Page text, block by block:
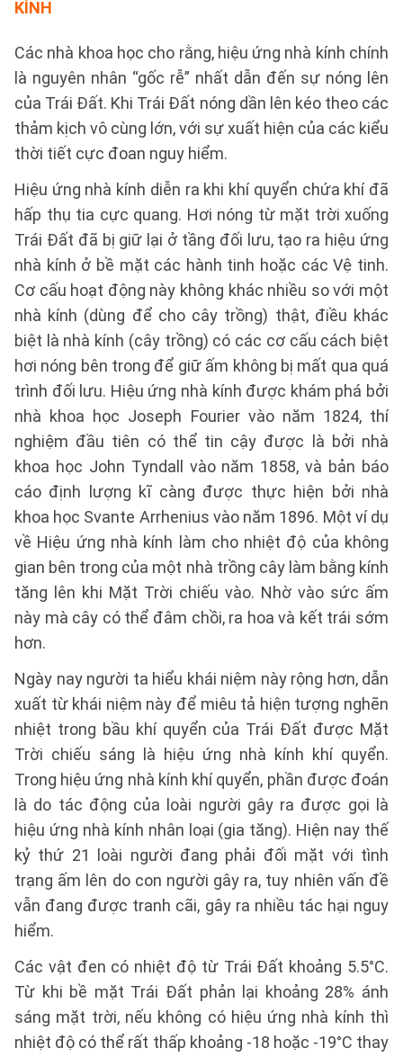
KÍNH
Các nhà khoa học cho rằng, hiệu ứng nhà kính chính
là nguyên nhân “gốc rễ” nhất dẫn đến sự nóng lên
của Trái Đất. Khi Trái Đất nóng dần lên kéo theo các
thảm kịch vô cùng lớn, với sự xuất hiện của các kiểu
thời tiết cực đoan nguy hiểm.
Hiệu ứng nhà kính diễn ra khi khí quyển chứa khí đã
hấp thụ tia cực quang. Hơi nóng từ mặt trời xuống
Trái Đất đã bị giữ lại ở tầng đối lưu, tạo ra hiệu ứng
nhà kính ở bề mặt các hành tinh hoặc các Vệ tinh.
Cơ cấu hoạt động này không khác nhiều so với một
nhà kính (dùng để cho cây trồng) thật, điều khác
biệt là nhà kính (cây trồng) có các cơ cấu cách biệt
hơi nóng bên trong để giữ ấm không bị mất qua quá
trình đối lưu. Hiệu ứng nhà kính được khám phá bởi
nhà khoa học Joseph Fourier vào năm 1824, thí
nghiệm đầu tiên có thể tin cậy được là bởi nhà
khoa học John Tyndall vào năm 1858, và bản báo
cáo định lượng kĩ càng được thực hiện bởi nhà
khoa học Svante Arrhenius vào năm 1896. Một ví dụ
về Hiệu ứng nhà kính làm cho nhiệt độ của không
gian bên trong của một nhà trồng cây làm bằng kính
tăng lên khi Mặt Trời chiếu vào. Nhờ vào sức ấm
này mà cây có thể đâm chồi, ra hoa và kết trái sớm
hơn.
Ngày nay người ta hiểu khái niệm này rộng hơn, dẫn
xuất từ khái niệm này để miêu tả hiện tượng nghẽn
nhiệt trong bầu khí quyển của Trái Đất được Mặt
Trời chiếu sáng là hiệu ứng nhà kính khí quyển.
Trong hiệu ứng nhà kính khí quyển, phần được đoán
là do tác động của loài người gây ra được gọi là
hiệu ứng nhà kính nhân loại (gia tăng). Hiện nay thế
kỷ thứ 21 loài người đang phải đối mặt với tình
trạng ấm lên do con người gây ra, tuy nhiên vấn đề
vẫn đang được tranh cãi, gây ra nhiều tác hại nguy
hiểm.
Các vật đen có nhiệt độ từ Trái Đất khoảng 5.5°C.
Từ khi bề mặt Trái Đất phản lại khoảng 28% ánh
sáng mặt trời, nếu không có hiệu ứng nhà kính thì
nhiệt độ có thể rất thấp khoảng -18 hoặc -19°C thay